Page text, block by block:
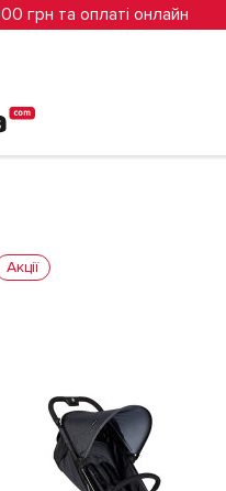
грн та оплаті онлайн
Акції